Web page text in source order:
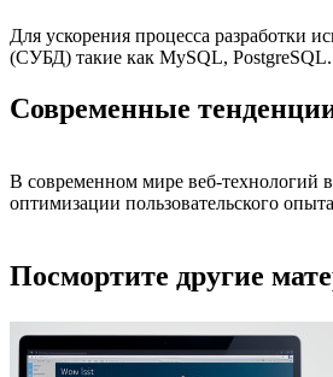
Для ускорения процесса разработки
(СУБД) такие как MySQL, PostgreSQL.
Современные
В современном мире веб-технологий
оптимизации пользовательского
Посмортите другие